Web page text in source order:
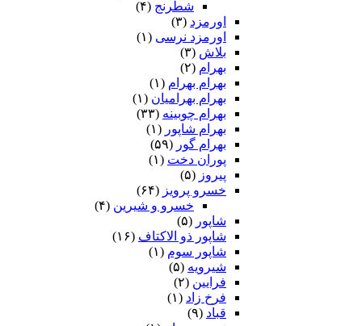
شطرنج (۴)
اورمزد (۳)
اورمزد نرسى‏ (۱)
بلاش (۳)
بهرام (۲)
بهرام بهرام (۱)
بهرام بهرامیان‏ (۱)
بهرام چوبینه (۳۳)
بهرام شاپور (۱)
بهرام گور (۵۹)
پوران دخت (۱)
پیروز (۵)
خسرو پرویز (۶۴)
خسرو و شیرین (۴)
شاپور (۵)
شاپور ذو الاکتاف (۱۶)
شاپور سوم‏ (۱)
شیرویه (۵)
فرایین (۲)
فرخ زاد (۱)
قباد (۹)